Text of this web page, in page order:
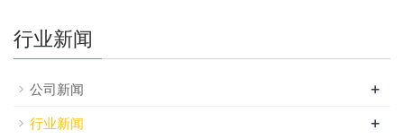
行业新闻
公司新闻 +
行业新闻 +